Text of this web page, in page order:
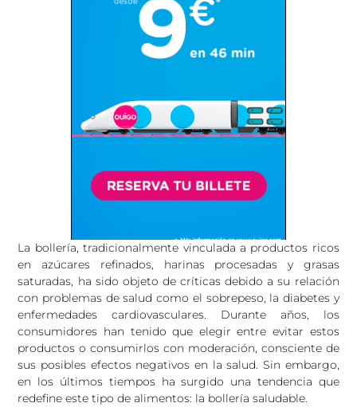
La bollería, tradicionalmente vinculada a productos ricos
en azúcares refinados, harinas procesadas y grasas
saturadas, ha sido objeto de críticas debido a su relación
con problemas de salud como el sobrepeso, la diabetes y
enfermedades cardiovasculares. Durante años, los
consumidores han tenido que elegir entre evitar estos
productos o consumirlos con moderación, consciente de
sus posibles efectos negativos en la salud. Sin embargo,
en los últimos tiempos ha surgido una tendencia que
redefine este tipo de alimentos: la bollería saludable.